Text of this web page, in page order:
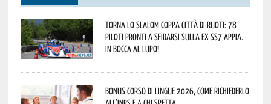
Torna lo Slalom Coppa Città di Ruoti: 78
piloti pronti a sfidarsi sulla ex SS7 Appia.
In bocca al lupo!
Bonus corso di lingue 2026, come richiederlo